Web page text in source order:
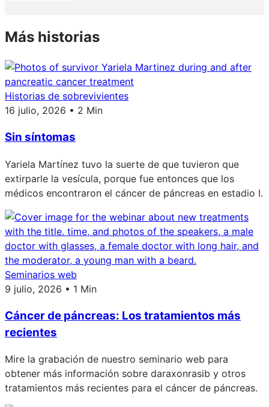
Más historias
Historias de sobrevivientes
16 julio, 2026 • 2 Min
Sin síntomas
Yariela Martínez tuvo la suerte de que tuvieron que
extirparle la vesícula, porque fue entonces que los
médicos encontraron el cáncer de páncreas en estadio I.
Seminarios web
9 julio, 2026 • 1 Min
Cáncer de páncreas: Los tratamientos más
recientes
Mire la grabación de nuestro seminario web para
obtener más información sobre daraxonrasib y otros
tratamientos más recientes para el cáncer de páncreas.